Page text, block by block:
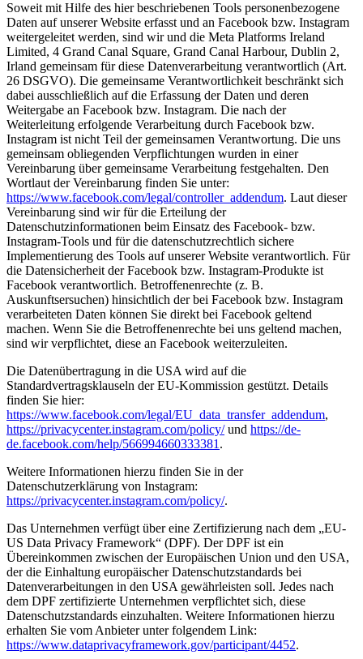
Soweit mit Hilfe des hier beschriebenen Tools personenbezogene
Daten auf unserer Website erfasst und an Facebook bzw. Instagram
weitergeleitet werden, sind wir und die Meta Platforms Ireland
Limited, 4 Grand Canal Square, Grand Canal Harbour, Dublin 2,
Irland gemeinsam für diese Datenverarbeitung verantwortlich (Art.
26 DSGVO). Die gemeinsame Verantwortlichkeit beschränkt sich
dabei ausschließlich auf die Erfassung der Daten und deren
Weitergabe an Facebook bzw. Instagram. Die nach der
Weiterleitung erfolgende Verarbeitung durch Facebook bzw.
Instagram ist nicht Teil der gemeinsamen Verantwortung. Die uns
gemeinsam obliegenden Verpflichtungen wurden in einer
Vereinbarung über gemeinsame Verarbeitung festgehalten. Den
Wortlaut der Vereinbarung finden Sie unter:
https://www.facebook.com/legal/controller_addendum. Laut dieser
Vereinbarung sind wir für die Erteilung der
Datenschutzinformationen beim Einsatz des Facebook- bzw.
Instagram-Tools und für die datenschutzrechtlich sichere
Implementierung des Tools auf unserer Website verantwortlich. Für
die Datensicherheit der Facebook bzw. Instagram-Produkte ist
Facebook verantwortlich. Betroffenenrechte (z. B.
Auskunftsersuchen) hinsichtlich der bei Facebook bzw. Instagram
verarbeiteten Daten können Sie direkt bei Facebook geltend
machen. Wenn Sie die Betroffenenrechte bei uns geltend machen,
sind wir verpflichtet, diese an Facebook weiterzuleiten.
Die Datenübertragung in die USA wird auf die
Standardvertragsklauseln der EU-Kommission gestützt. Details
finden Sie hier:
https://www.facebook.com/legal/EU_data_transfer_addendum,
https://privacycenter.instagram.com/policy/und https://de-
de.facebook.com/help/566994660333381 .
Weitere Informationen hierzu finden Sie in der
Datenschutzerklärung von Instagram:
https://privacycenter.instagram.com/policy/.
Das Unternehmen verfügt über eine Zertifizierung nach dem „EU-
US Data Privacy Framework“ (DPF). Der DPF ist ein
Übereinkommen zwischen der Europäischen Union und den USA,
der die Einhaltung europäischer Datenschutzstandards bei
Datenverarbeitungen in den USA gewährleisten soll. Jedes nach
dem DPF zertifizierte Unternehmen verpflichtet sich, diese
Datenschutzstandards einzuhalten. Weitere Informationen hierzu
erhalten Sie vom Anbieter unter folgendem Link:
https://www.dataprivacyframework.gov/participant/4452.